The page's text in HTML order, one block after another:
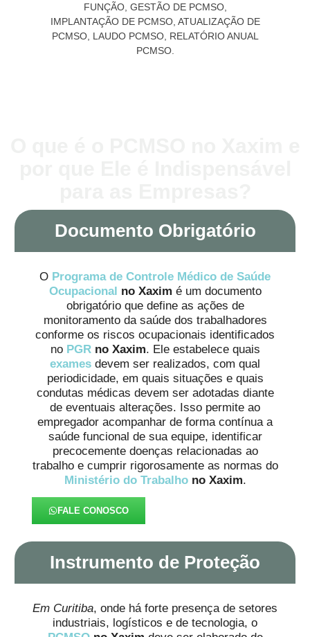
Documento Obrigatório
O Programa de Controle Médico de Saúde
Ocupacional no Xaxim é um documento
obrigatório que define as ações de
monitoramento da saúde dos trabalhadores
conforme os riscos ocupacionais identificados
no PGR no Xaxim. Ele estabelece quais
exames devem ser realizados, com qual
periodicidade, em quais situações e quais
condutas médicas devem ser adotadas diante
de eventuais alterações. Isso permite ao
empregador acompanhar de forma contínua a
saúde funcional de sua equipe, identificar
precocemente doenças relacionadas ao
trabalho e cumprir rigorosamente as normas do
Ministério do Trabalho no Xaxim.
FALE CONOSCO
Instrumento de Proteção
Em Curitiba, onde há forte presença de setores
industriais, logísticos e de tecnologia, o